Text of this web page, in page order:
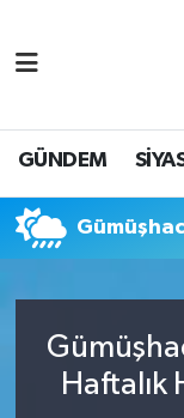
GÜNDEM
Haftalık
SİYASET
EĞİTİM
BİLİM VE
Yalova
Yalova
Puan
Tüm